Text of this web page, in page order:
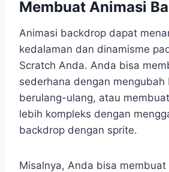
Membuat Animasi
Animasi backdrop dapat
kedalaman dan dinamisme
Scratch Anda. Anda bisa
sederhana dengan mengubah
berulang-ulang, atau
lebih kompleks dengan
backdrop dengan sprite.
Misalnya, Anda bisa